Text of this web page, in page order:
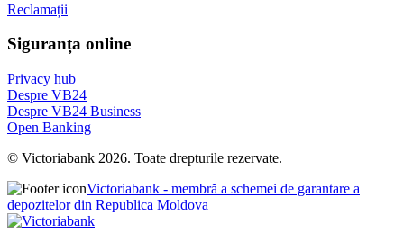
Reclamații
Siguranța online
Privacy hub
Despre VB24
Despre VB24 Business
Open Banking
© Victoriabank 2026. Toate drepturile rezervate.
Victoriabank - membră a schemei de garantare a
depozitelor din Republica Moldova